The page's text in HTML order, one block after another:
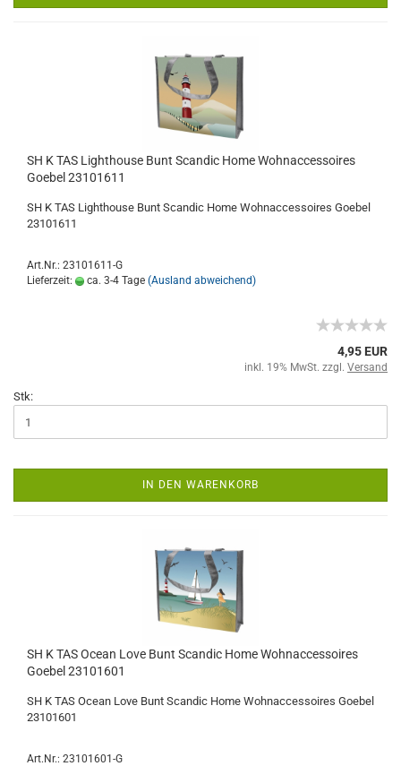
SH K TAS Lighthouse Bunt Scandic Home Wohnaccessoires
Goebel 23101611
SH K TAS Lighthouse Bunt Scandic Home Wohnaccessoires Goebel
23101611
Art.Nr.: 23101611-G
Lieferzeit:
ca. 3-4 Tage (Ausland abweichend)
4,95 EUR
inkl. 19% MwSt. zzgl. Versand
Stk:
IN DEN WARENKORB
SH K TAS Ocean Love Bunt Scandic Home Wohnaccessoires
Goebel 23101601
SH K TAS Ocean Love Bunt Scandic Home Wohnaccessoires Goebel
23101601
Art.Nr.: 23101601-G